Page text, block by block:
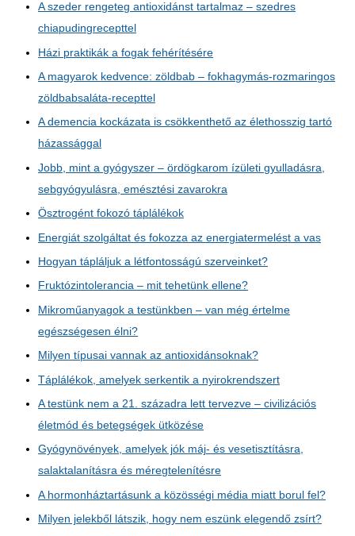
A szeder rengeteg antioxidánst tartalmaz – szedres
chiapudingrecepttel
Házi praktikák a fogak fehérítésére
A magyarok kedvence: zöldbab – fokhagymás-rozmaringos
zöldbabsaláta-recepttel
A demencia kockázata is csökkenthető az élethosszig tartó
házassággal
Jobb, mint a gyógyszer – ördögkarom ízületi gyulladásra,
sebgyógyulásra, emésztési zavarokra
Ösztrogént fokozó táplálékok
Energiát szolgáltat és fokozza az energiatermelést a vas
Hogyan tápláljuk a létfontosságú szerveinket?
Fruktózintolerancia – mit tehetünk ellene?
Mikroműanyagok a testünkben – van még értelme
egészségesen élni?
Milyen típusai vannak az antioxidánsoknak?
Táplálékok, amelyek serkentik a nyirokrendszert
A testünk nem a 21. századra lett tervezve – civilizációs
életmód és betegségek ütközése
Gyógynövények, amelyek jók máj- és vesetisztításra,
salaktalanításra és méregtelenítésre
A hormonháztartásunk a közösségi média miatt borul fel?
Milyen jelekből látszik, hogy nem eszünk elegendő zsírt?